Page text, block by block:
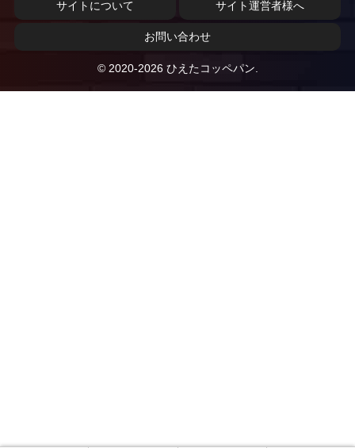
サイトについて サイト運営者様へ
お問い合わせ
© 2020-2026 ひえたコッペパン.